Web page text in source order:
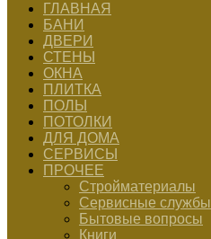
ГЛАВНАЯ
БАНИ
ДВЕРИ
СТЕНЫ
ОКНА
ПЛИТКА
ПОЛЫ
ПОТОЛКИ
ДЛЯ ДОМА
СЕРВИСЫ
ПРОЧЕЕ
Стройматериалы
Сервисные службы
Бытовые вопросы
Книги